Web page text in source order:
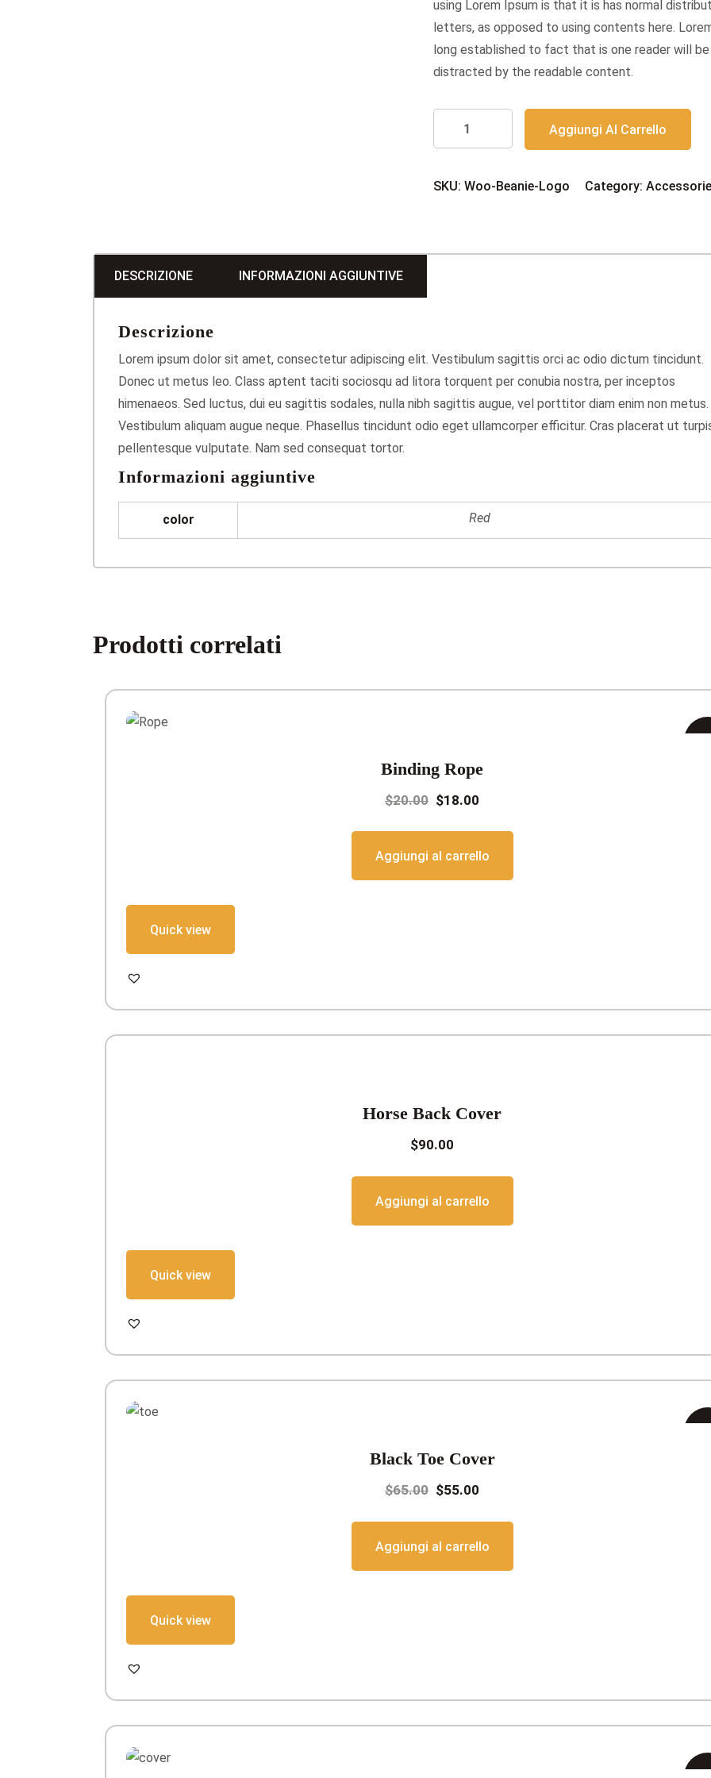
using Lorem Ipsum is that it is has normal
letters, as opposed to using contents here.
long established to fact that is one reader will
distracted by the readable content.
quantità
Aggiungi Al Carrello
SKU: Woo-Beanie-Logo Category:
DESCRIZIONE INFORMAZIONI AGGIUNTIVE
Descrizione
Lorem ipsum dolor sit amet, consectetur adipiscing elit. Vestibulum sagittis orci ac odio dictum tincidunt.
Donec ut metus leo. Class aptent taciti sociosqu ad litora torquent per conubia nostra, per inceptos
himenaeos. Sed luctus, dui eu sagittis sodales, nulla nibh sagittis augue, vel porttitor diam enim non metus.
Vestibulum aliquam augue neque. Phasellus tincidunt odio eget ullamcorper efficitur. Cras placerat ut
pellentesque vulputate. Nam sed consequat tortor.
Informazioni aggiuntive
color Red
Prodotti correlati
Binding Rope
$20.00 Il
$18.00
Aggiungi al carrello
Quick view
Horse Back Cover
$90.00
Aggiungi al carrello
Quick view
Black Toe Cover
$65.00 Il
$55.00
Aggiungi al carrello
Quick view